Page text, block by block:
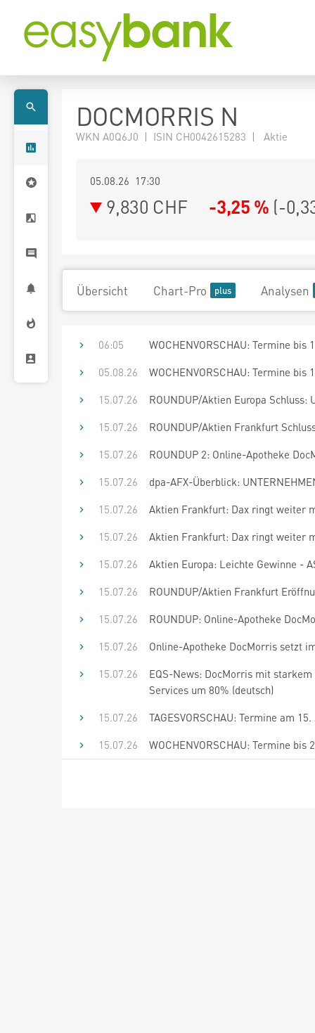
DOCMORRIS N
WKN A0Q6J0 | ISIN CH0042615283 | Aktie
05.08.26 17:30
9,830 CHF -3,25 % (-
Übersicht Chart-Pro Analysen
06:05
WOCHENVORSCHAU: Termine bis
05.08.26
WOCHENVORSCHAU: Termine bis
15.07.26
ROUNDUP/Aktien Europa Schluss:
15.07.26
ROUNDUP/Aktien Frankfurt
15.07.26
ROUNDUP 2: Online-Apotheke
15.07.26
dpa-AFX-Überblick:
15.07.26
Aktien Frankfurt: Dax ringt weiter
15.07.26
Aktien Frankfurt: Dax ringt weiter
15.07.26
Aktien Europa: Leichte Gewinne -
15.07.26
ROUNDUP/Aktien Frankfurt
15.07.26
ROUNDUP: Online-Apotheke
15.07.26
Online-Apotheke DocMorris setzt
15.07.26
EQS-News: DocMorris mit
Services um 80% (deutsch)
15.07.26
TAGESVORSCHAU: Termine am
15.07.26
WOCHENVORSCHAU: Termine bis